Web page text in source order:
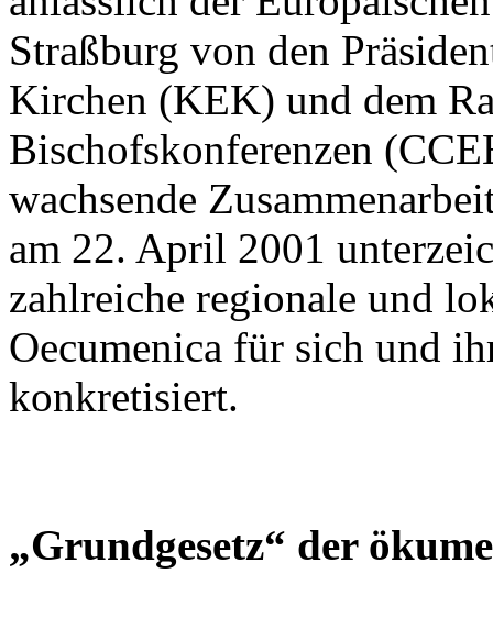
Straßburg von den
Kirchen (KEK) und dem
Bischofskonferenzen
wachsende
am 22. April 2001
zahlreiche regionale und
Oecumenica für sich und
konkretisiert.
„Grundgesetz“ der